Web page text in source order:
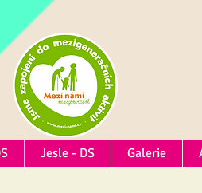
Jesle - DS Galerie